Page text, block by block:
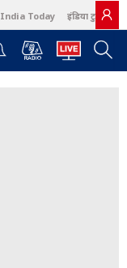
India Today इंडिया टुडे हिंदी